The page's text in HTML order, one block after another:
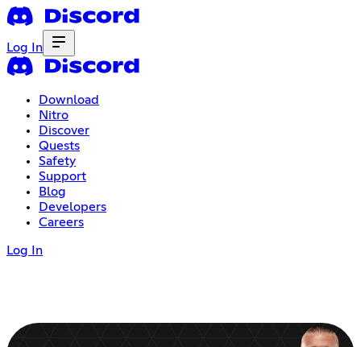
Log In
Download
Nitro
Discover
Quests
Safety
Support
Blog
Developers
Careers
Log In